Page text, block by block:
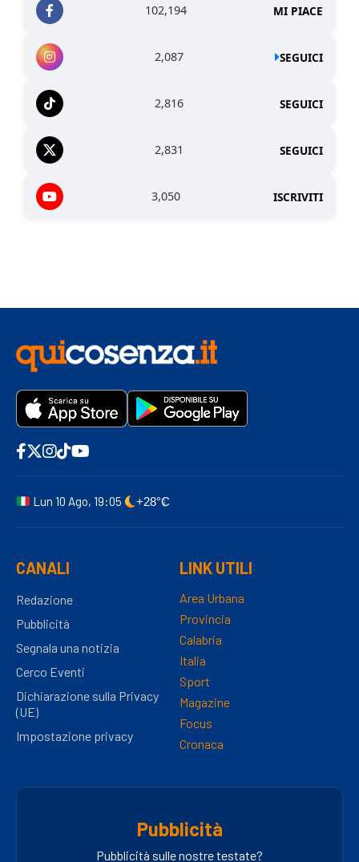
102,194 MI PIACE
2,087 SEGUICI
2,816 SEGUICI
2,831 SEGUICI
3,050 ISCRIVITI
Lun 10 Ago, 19:05 +28°C
CANALI
Redazione
Pubblicità
Segnala una notizia
Cerco Eventi
Dichiarazione sulla Privacy
(UE)
Impostazione privacy
LINK UTILI
Area Urbana
Provincia
Calabria
Italia
Sport
Magazine
Focus
Cronaca
Pubblicità
Pubblicità sulle nostre testate?